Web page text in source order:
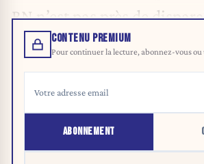
RN n’est pas près de
CONTENU PREMIUM
Pour continuer la lecture, abonnez-vous
ABONNEMENT